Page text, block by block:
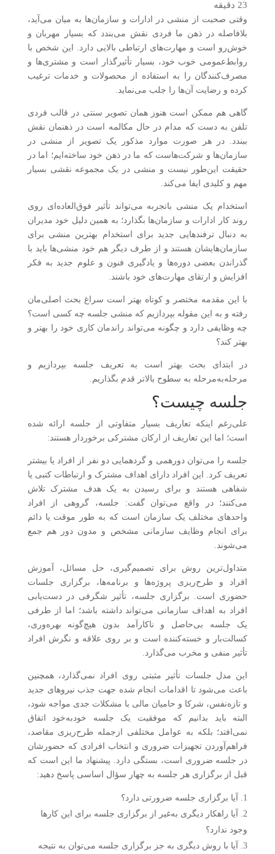
23 دقیقه
وقتی صحبت از منشی در ادارات و سازمان‌ها به میان می‌آید،
بلافاصله در ذهن ما فردی نقش می‌بندد که بسیار مهربان و
خوش‌رو است و مهارت‌های ارتباطی بالایی دارد. این شخص با
روابط‌عمومی خوب خود، بسیار تأثیرگذار است و مشتری‌ها و
مصرف‌کنندگان را به استفاده از محصولات و خدمات ترغیب
کرده و رضایت آن‌ها را جلب می‌نماید.
گاهی هم ممکن است هنوز همان تصویر سنتی در قالب فردی
تلفن به دست که مدام در حال مکالمه است در ذهنمان نقش
ببندد. در هر صورت موارد مذکور یک تصویر از منشی در
سازمان‌ها و شرکت‌هاست که ما در ذهن خود ساخته‌ایم؛ اما در
حقیقت این‌طور نیست و منشی در یک مجموعه نقشی بسیار
مهم و کلیدی ایفا می‌کند.
استخدام یک منشی باتجربه می‌تواند تأثیر فوق‌العاده‌ای روی
روند کار ادارات و سازمان‌ها بگذارد؛ به همین دلیل خود مدیران
به دنبال ترفندهایی جدید برای استخدام بهترین منشی برای
سازمان‌هایشان هستند و از طرف دیگر هم خود منشی‌ها باید با
گذراندن بعضی دوره‌ها و یادگیری فنون و علوم جدید به فکر
افزایش و ارتقای مهارت‌های خود باشند.
با این مقدمه مختصر و کوتاه بهتر است سراغ بحث اصلی‌مان
رفته و به این مقوله بپردازیم که منشی جلسه چه کسی است؟
چه وظایفی دارد و چگونه می‌تواند راندمان کاری خود را بهتر و
بهتر کند؟
در ابتدای بحث بهتر است به تعریف جلسه بپردازیم و
مرحله‌به‌مرحله به سطوح بالاتر قدم بگذاریم.
جلسه چیست؟
علی‌رغم اینکه تعاریف بسیار متفاوتی از جلسه ارائه شده
است؛ اما این تعاریف از ارکان مشترکی برخوردار هستند:
جلسه را می‌توان دورهمی و گردهمایی دو نفر از افراد یا بیشتر
تعریف کرد. این افراد دارای اهداف مشترک و ارتباطات کتبی یا
شفاهی هستند و برای رسیدن به یک هدف مشترک تلاش
می‌کنند؛ در واقع می‌توان گفت: جلسه، گروهی از افراد
واحدهای مختلف یک سازمان است که به طور موقت یا دائم
برای انجام وظایف سازمانی مشخص و مدون دور هم جمع
می‌شوند.
متداول‌ترین روش برای تصمیم‌گیری، حل‌ مسائل، آموزش
افراد و طرح‌ریزی پروژه‌ها و برنامه‌ها، برگزاری جلسات
حضوری است. برگزاری جلسه، تأثیر شگرفی در دست‌یابی
افراد به اهداف سازمانی می‌تواند داشته باشد؛ اما از طرفی
یک جلسه بی‌حاصل و ناکارآمد بدون هیچ‌گونه بهره‌وری،
کسالت‌بار و خسته‌کننده است و بر روی علاقه و نگرش افراد
تأثیر منفی و مخرب می‌گذارد.
این مدل جلسات تأثیر مثبتی روی افراد نمی‌گذارد، همچنین
باعث می‌شود تا اقدامات انجام شده جهت جذب نیروهای جدید
و تازه‌نفس، شرکا و حامیان مالی با مشکلات جدی مواجه شود،
البته باید بدانیم که موفقیت یک جلسه خودبه‌خود اتفاق
نمی‌افتد؛ بلکه به عوامل مختلفی ازجمله طرح‌ریزی مقاصد،
فراهم‌آوردن تجهیزات ضروری و انتخاب افرادی که حضورشان
در جلسه ضروری است، بستگی دارد. پیشنهاد ما این است که
قبل از برگزاری هر جلسه به چهار سؤال اساسی پاسخ دهید:
آیا برگزاری جلسه ضرورتی دارد؟
آیا راهکار دیگری به‌غیر از برگزاری جلسه برای این کارها
وجود ندارد؟
آیا با روش دیگری به جز برگزاری جلسه می‌توان به نتیجه